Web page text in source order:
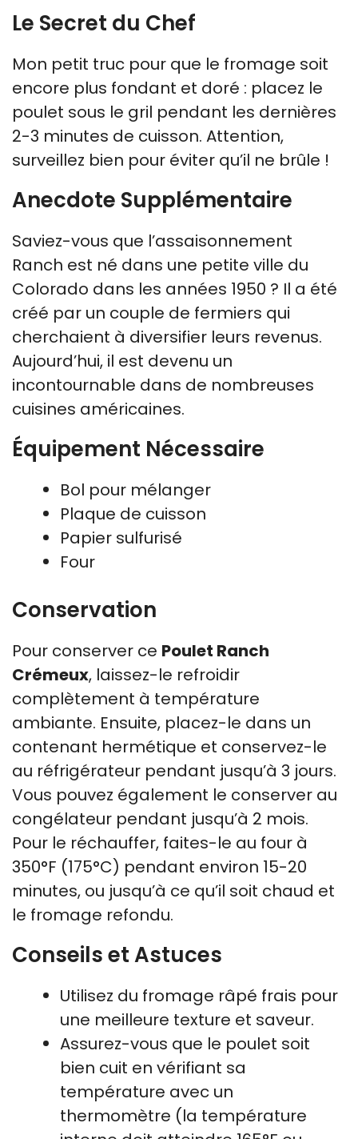
Le Secret du Chef
Mon petit truc pour que le fromage soit
encore plus fondant et doré : placez le
poulet sous le gril pendant les dernières
2-3 minutes de cuisson. Attention,
surveillez bien pour éviter qu’il ne brûle !
Anecdote Supplémentaire
Saviez-vous que l’assaisonnement
Ranch est né dans une petite ville du
Colorado dans les années 1950 ? Il a été
créé par un couple de fermiers qui
cherchaient à diversifier leurs revenus.
Aujourd’hui, il est devenu un
incontournable dans de nombreuses
cuisines américaines.
Équipement Nécessaire
Bol pour mélanger
Plaque de cuisson
Papier sulfurisé
Four
Conservation
Pour conserver ce Poulet Ranch
Crémeux, laissez-le refroidir
complètement à température
ambiante. Ensuite, placez-le dans un
contenant hermétique et conservez-le
au réfrigérateur pendant jusqu’à 3 jours.
Vous pouvez également le conserver au
congélateur pendant jusqu’à 2 mois.
Pour le réchauffer, faites-le au four à
350°F (175°C) pendant environ 15-20
minutes, ou jusqu’à ce qu’il soit chaud et
le fromage refondu.
Conseils et Astuces
Utilisez du fromage râpé frais pour
une meilleure texture et saveur.
Assurez-vous que le poulet soit
bien cuit en vérifiant sa
température avec un
thermomètre (la température